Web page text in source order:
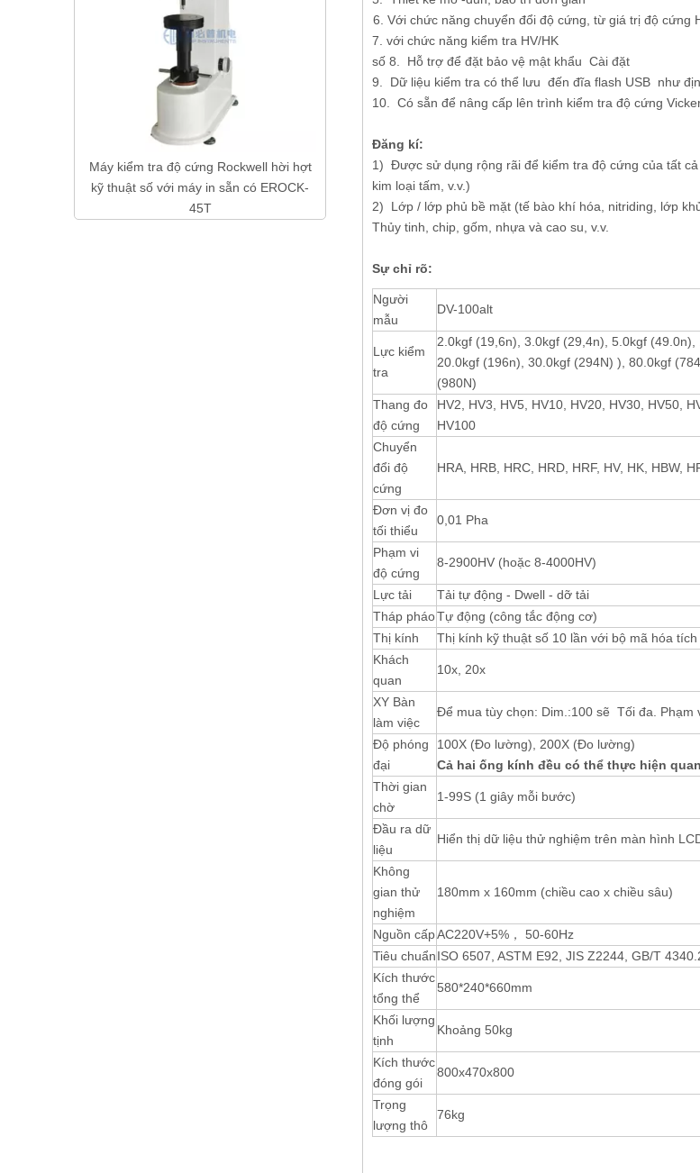
Máy kiểm tra độ cứng Rockwell hời hợt
kỹ thuật số với máy in sẵn có EROCK-
45T
6. Với chức năng chuyển đổi độ cứng, từ giá trị độ cứng
7. với chức năng kiểm tra HV/HK
số 8. Hỗ trợ để đặt bảo vệ mật khẩu Cài đặt
9. Dữ liệu kiểm tra có thể lưu đến đĩa flash USB như
10. Có sẵn để nâng cấp lên trình kiểm tra độ cứng
Đăng kí:
1) Được sử dụng rộng rãi để kiểm tra độ cứng của tất
kim loại tấm, v.v.)
2) Lớp / lớp phủ bề mặt (tế bào khí hóa, nitriding, lớp
Thủy tinh, chip, gốm, nhựa và cao su, v.v.
Sự chỉ rõ:
Người
mẫu
DV-100alt
Lực kiểm
tra
2.0kgf (19,6n), 3.0kgf (29,4n), 5.0kgf (49.0n),
20.0kgf (196n), 30.0kgf (294N) ), 80.0kgf
(980N)
Thang đo
độ cứng
HV2, HV3, HV5, HV10, HV20, HV30, HV50,
HV100
Chuyển
đổi độ
cứng
HRA, HRB, HRC, HRD, HRF, HV, HK, HBW,
Đơn vị đo
tối thiểu
0,01 Pha
Phạm vi
độ cứng
8-2900HV (hoặc 8-4000HV)
Lực tải
Tải tự động - Dwell - dỡ tải
Tháp pháoTự động (công tắc động cơ)
Thị kính
Thị kính kỹ thuật số 10 lần với bộ mã hóa
Khách
quan
10x, 20x
XY Bàn
làm việc
Để mua tùy chọn: Dim.:100 sẽ Tối đa. Phạm
Độ phóng
đại
100X (Đo lường), 200X (Đo lường)
Cả hai ống kính đều có thể thực hiện
Thời gian
chờ
1-99S (1 giây mỗi bước)
Đầu ra dữ
liệu
Hiển thị dữ liệu thử nghiệm trên màn hình
Không
gian thử
nghiệm
180mm x 160mm (chiều cao x chiều sâu)
Nguồn cấpAC220V+5%， 50-60Hz
Tiêu chuẩnISO 6507, ASTM E92, JIS Z2244, GB/T
Kích thước
tổng thể
580*240*660mm
Khối lượng
tịnh
Khoảng 50kg
Kích thước
đóng gói
800x470x800
Trọng
lượng thô
76kg